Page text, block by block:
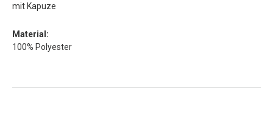
mit Kapuze
Material:
100% Polyester